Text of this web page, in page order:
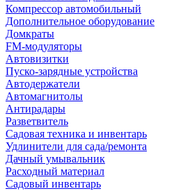
Компрессор автомобильный
Дополнительное оборудование
Домкраты
FM-модуляторы
Автовизитки
Пуско-зарядные устройства
Автодержатели
Автомагнитолы
Антирадары
Разветвитель
Садовая техника и инвентарь
Удлинители для сада/ремонта
Дачный умывальник
Расходный материал
Садовый инвентарь